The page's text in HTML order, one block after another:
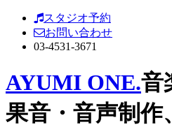
スタジオ予約
お問い合わせ
03-4531-3671
AYUMI ONE.音
果音・音声制作